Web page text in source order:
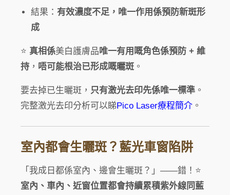
結果： 有效濃度不足，唯一作用係預防新斑形
成
⭐ 真相係美白護膚品唯一有用嘅角色係預防 + 維
持 ， 唔可能根治已形成嘅曬斑 。
要去掉已生曬斑， 只有激光去印先係唯一標準 。
完整激光去印分析可以睇 Pico Laser療程簡介 。
室內都會生曬斑？藍光車窗陷阱
「我成日都係室內、邊會生曬斑？」——錯！⭐
室內、車內、近窗位置都會持續累積紫外線同藍